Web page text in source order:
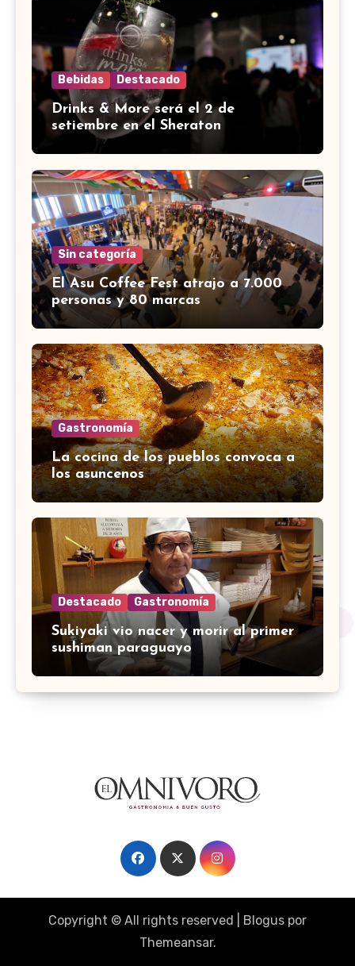
Bebidas Destacado
Drinks & More será el 2 de
setiembre en el Sheraton
Sin categoría
El Asu Coffee Fest atrajo a 7.000
personas y 80 marcas
Gastronomía
La cocina de los pueblos convoca a
los asuncenos
Destacado Gastronomía
Sukiyaki vio nacer y morir al primer
sushiman paraguayo
Copyright © All rights reserved Blogus por
Themeansar.